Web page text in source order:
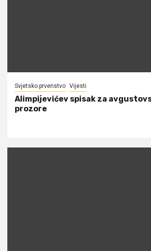
Svjetsko prvenstvo Vijesti
Alimpijevićev spisak za
prozore